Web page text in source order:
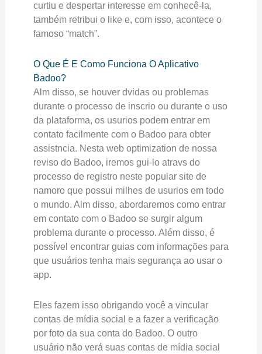
curtiu e despertar interesse em conhecê-la,
também retribui o like e, com isso, acontece o
famoso “match”.
O Que É E Como Funciona O Aplicativo
Badoo?
Alm disso, se houver dvidas ou problemas
durante o processo de inscrio ou durante o uso
da plataforma, os usurios podem entrar em
contato facilmente com o Badoo para obter
assistncia. Nesta web optimization de nossa
reviso do Badoo, iremos gui-lo atravs do
processo de registro neste popular site de
namoro que possui milhes de usurios em todo
o mundo. Alm disso, abordaremos como entrar
em contato com o Badoo se surgir algum
problema durante o processo. Além disso, é
possível encontrar guias com informações para
que usuários tenha mais segurança ao usar o
app.
Eles fazem isso obrigando você a vincular
contas de mídia social e a fazer a verificação
por foto da sua conta do Badoo. O outro
usuário não verá suas contas de mídia social